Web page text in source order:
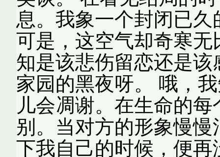
息。我象一个封闭已
可是，这空气却奇寒
知是该悲伤留恋还是
家园的黑夜呀。 哦，
儿会凋谢。在生命的
别。当对方的形象慢
下我自己的时候，便